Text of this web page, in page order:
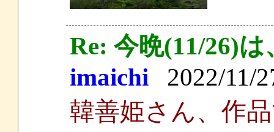
Re: 今晩(11/26)
imaichi 2022/11/
韓善姫さん、作